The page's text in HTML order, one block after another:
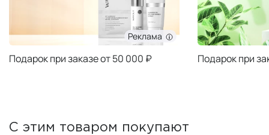
Реклама
Подарок при заказе от 50 000 ₽ Подарок при
С этим товаром покупают